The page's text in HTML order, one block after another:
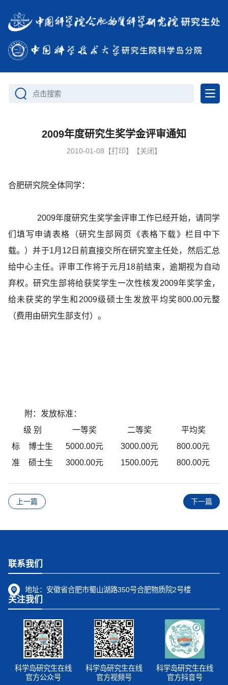
点击搜索
2009年度研究生奖学金评审通知
2010-01-08 【打印】 【关闭】
合肥研究院全体同学：
2009年度研究生奖学金评审工作已经开始，请同学
们填写申请表格（研究生部网页《表格下载》栏目中下
载。）并于1月12日前直接交所在研究室主任处，然后汇总
给中心主任。评审工作将于元月18前结束，逾期视为自动
弃权。研究生部将给获奖学生一次性核发2009年奖学金，
给未获奖的学生和2009级硕士生发放平均奖800.00元整
（费用由研究生部支付）。
附：发放标准：
级 别
一等奖 二等奖
平均奖
标
准
博士生 5000.00元 3000.00元
800.00元
硕士生
3000.00元 1500.00元 800.00元
上一篇 下一篇
联系我们
地址： 安徽省合肥市蜀山湖路350号合肥物质院2号楼
关注我们
科学岛研究生在线
官方公众号
科学岛研究生在线
官方视频号
科学岛研究生在线
官方抖音号